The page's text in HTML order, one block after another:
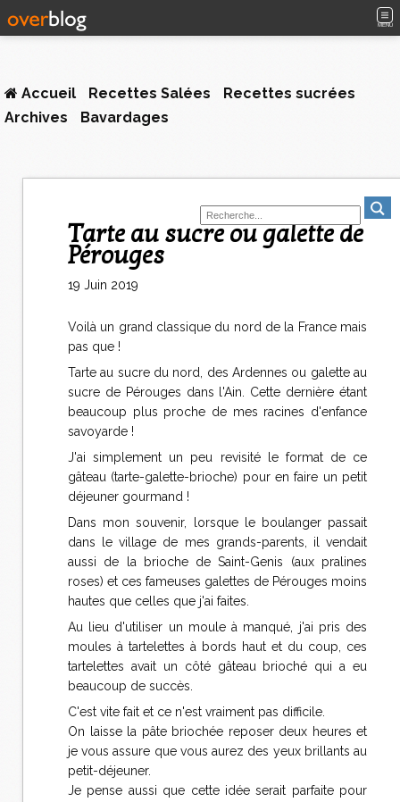
MENU
Accueil Recettes Salées
Recettes sucrées
Archives
Bavardages
Tarte au sucre ou galette de
Pérouges
19 Juin 2019
Voilà un grand classique du nord de la France mais
pas que !
Tarte au sucre du nord, des Ardennes ou galette au
sucre de Pérouges dans l'Ain. Cette dernière étant
beaucoup plus proche de mes racines d'enfance
savoyarde !
J'ai simplement un peu revisité le format de ce
gâteau (tarte-galette-brioche) pour en faire un petit
déjeuner gourmand !
Dans mon souvenir, lorsque le boulanger passait
dans le village de mes grands-parents, il vendait
aussi de la brioche de Saint-Genis (aux pralines
roses) et ces fameuses galettes de Pérouges moins
hautes que celles que j'ai faites.
Au lieu d'utiliser un moule à manqué, j'ai pris des
moules à tartelettes à bords haut et du coup, ces
tartelettes avait un côté gâteau brioché qui a eu
beaucoup de succès.
C'est vite fait et ce n'est vraiment pas difficile.
On laisse la pâte briochée reposer deux heures et
je vous assure que vous aurez des yeux brillants au
petit-déjeuner.
Je pense aussi que cette idée serait parfaite pour